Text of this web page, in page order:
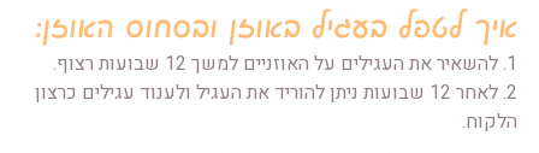
איך לטפל בעגיל באוזן ובסחוס האוזן:
1. להשאיר את העגילים על האוזניים למשך 12 שבועות רצוף.
2. לאחר 12 שבועות ניתן להוריד את העגיל ולענוד עגילים כרצון
הלקוח.